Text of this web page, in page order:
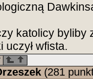
katolicy byliby
uczył wfista.
(281